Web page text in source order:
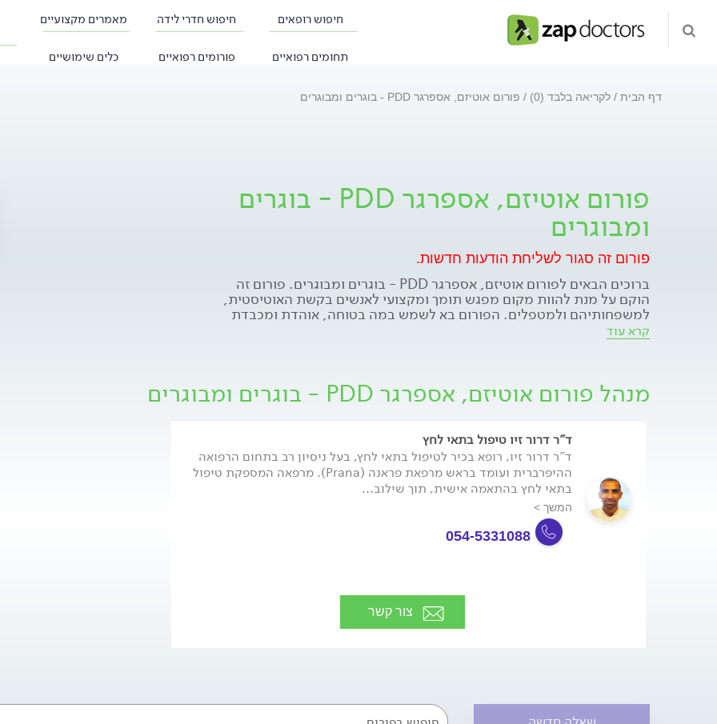
חיפוש רופאים חיפוש חדרי לידה מאמרים מקצועיים
תחומים רפואיים פורומים רפואיים כלים שימושיים
דף הבית לקריאה בלבד (0) פורום אוטיזם, אספרגר PDD - בוגרים ומבוגרים
פורום אוטיזם, אספרגר PDD - בוגרים
ומבוגרים
פורום זה סגור לשליחת הודעות חדשות.
ברוכים הבאים לפורום אוטיזם, אספרגר PDD - בוגרים ומבוגרים. פורום זה
הוקם על מנת להוות מקום מפגש תומך ומקצועי לאנשים בקשת האוטיסטית,
למשפחותיהם ולמטפלים. הפורום בא לשמש במה בטוחה, אוהדת ומכבדת
לשיתוף בחוויות, דעות, רגשות, לבטים וניסיון אישי של המשתתפים. הייעוץ
הניתן בפורום הינו בגדר מידע כללי והכוונה ראשונית בלבד ואינו מהווה
קרא עוד
מנהל פורום אוטיזם, אספרגר PDD - בוגרים ומבוגרים
ד"ר דרור זיו טיפול בתאי לחץ
ד"ר דרור זיו, רופא בכיר לטיפול בתאי לחץ, בעל ניסיון רב בתחום הרפואה
ההיפרברית ועומד בראש מרפאת פראנה (Prana). מרפאה המספקת טיפול
בתאי לחץ בהתאמה אישית, תוך שילוב...
המשך >
054-5331088
צור קשר